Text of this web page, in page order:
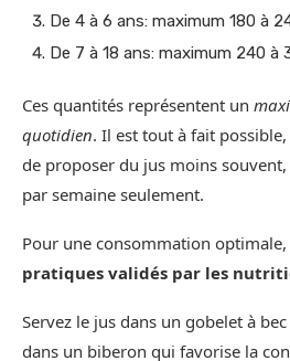
De 4 à 6 ans: maximum 180 à
De 7 à 18 ans: maximum 240 à
Ces quantités représentent un
quotidien. Il est tout à fait
de proposer du jus moins
par semaine seulement.
Pour une consommation optimale,
pratiques validés par les
Servez le jus dans un gobelet à
dans un biberon qui favorise la